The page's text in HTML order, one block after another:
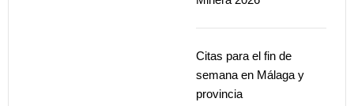
Citas para el fin de
semana en Málaga y
provincia